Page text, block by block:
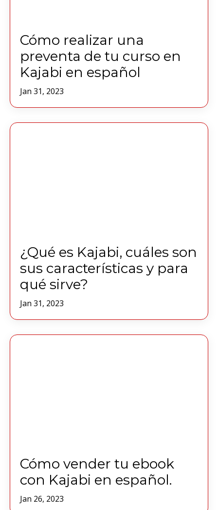
Cómo realizar una
preventa de tu curso en
Kajabi en español
Jan 31, 2023
¿Qué es Kajabi, cuáles son
sus características y para
qué sirve?
Jan 31, 2023
Cómo vender tu ebook
con Kajabi en español.
Jan 26, 2023